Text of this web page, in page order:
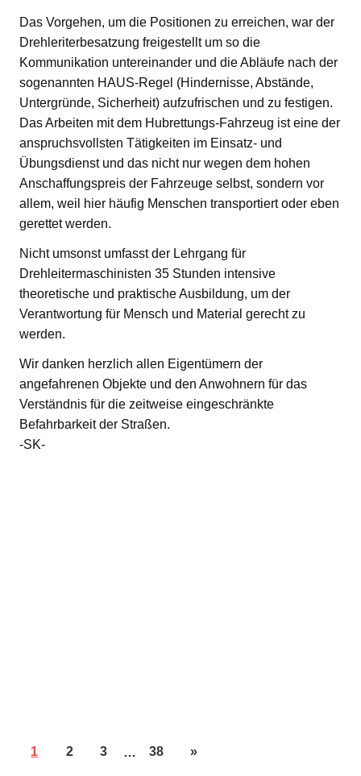
Das Vorgehen, um die Positionen zu erreichen, war der
Drehleriterbesatzung freigestellt um so die
Kommunikation untereinander und die Abläufe nach der
sogenannten HAUS-Regel (Hindernisse, Abstände,
Untergründe, Sicherheit) aufzufrischen und zu festigen.
Das Arbeiten mit dem Hubrettungs-Fahrzeug ist eine der
anspruchsvollsten Tätigkeiten im Einsatz- und
Übungsdienst und das nicht nur wegen dem hohen
Anschaffungspreis der Fahrzeuge selbst, sondern vor
allem, weil hier häufig Menschen transportiert oder eben
gerettet werden.
Nicht umsonst umfasst der Lehrgang für
Drehleitermaschinisten 35 Stunden intensive
theoretische und praktische Ausbildung, um der
Verantwortung für Mensch und Material gerecht zu
werden.
Wir danken herzlich allen Eigentümern der
angefahrenen Objekte und den Anwohnern für das
Verständnis für die zeitweise eingeschränkte
Befahrbarkeit der Straßen.
-SK-
1 2 3 … 38 »